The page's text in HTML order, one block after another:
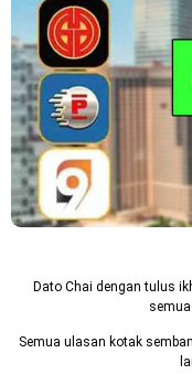
Dato Chai dengan tulus
Semua ulasan kotak